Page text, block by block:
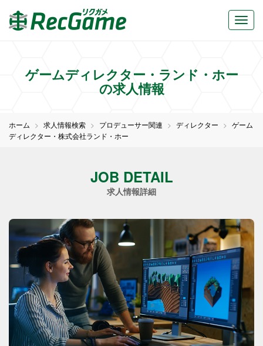
ゲームディレクター・ランド・ホー
の求人情報
ホーム 求人情報検索 プロデューサー関連 ディレクター
ゲーム
ディレクター・株式会社ランド・ホー
JOB DETAIL
求人情報詳細